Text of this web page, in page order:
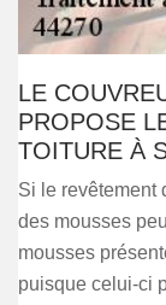
LE
PROPOSE
TOITURE À
Si le revêtement
des mousses
mousses
puisque celui-ci